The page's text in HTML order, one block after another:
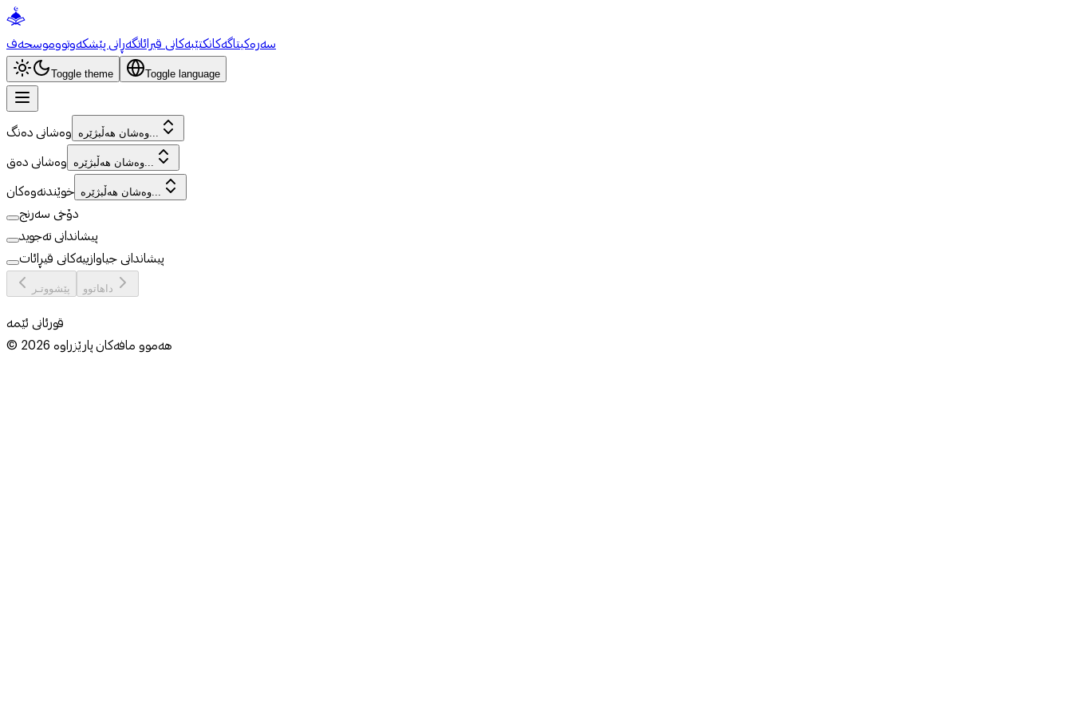
سەرەکیتاگەکانکتێبەکانی قیرائاتگەڕانی پێشکەوتووموسحەف
Toggle theme Toggle language
وەشانی دەنگ وەشان هەڵبژێرە...
وەشانی دەق وەشان هەڵبژێرە...
خوێندنەوەکان وەشان هەڵبژێرە...
دۆخی سەرنج
پیشاندانی تەجوید
پیشاندانی جیاوازییەکانی قیڕائات
پێشووتـر داهاتوو
قورئانی ئێمە
© 2026هەموو مافەکان پارێزراوە